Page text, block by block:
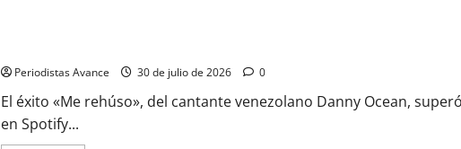
Periodistas Avance 30 de julio de 2026 0
El éxito «Me rehúso», del cantante venezolano Danny Ocean,
en Spotify...